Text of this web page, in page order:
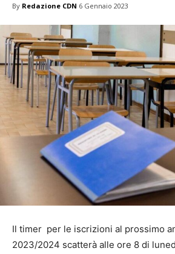
By Redazione CDN 6 Gennaio 2023
Il timer per le iscrizioni al prossimo
2023/2024 scatterà alle ore 8 di